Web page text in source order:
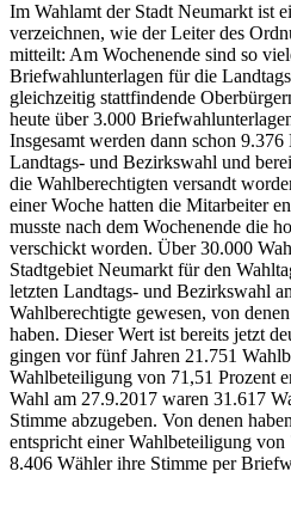
Im Wahlamt der Stadt Neumarkt ist
verzeichnen, wie der Leiter des
mitteilt: Am Wochenende sind so
Briefwahlunterlagen für die
gleichzeitig stattfindende
heute über 3.000
Insgesamt werden dann schon
Landtags- und Bezirkswahl und
die Wahlberechtigten versandt
einer Woche hatten die Mitarbeiter
musste nach dem Wochenende die
verschickt worden. Über 30.000
Stadtgebiet Neumarkt für den
letzten Landtags- und Bezirkswahl
Wahlberechtigte gewesen, von
haben. Dieser Wert ist bereits jetzt
gingen vor fünf Jahren 21.751
Wahlbeteiligung von 71,51 Prozent
Wahl am 27.9.2017 waren 31.617
Stimme abzugeben. Von denen
entspricht einer Wahlbeteiligung
8.406 Wähler ihre Stimme per